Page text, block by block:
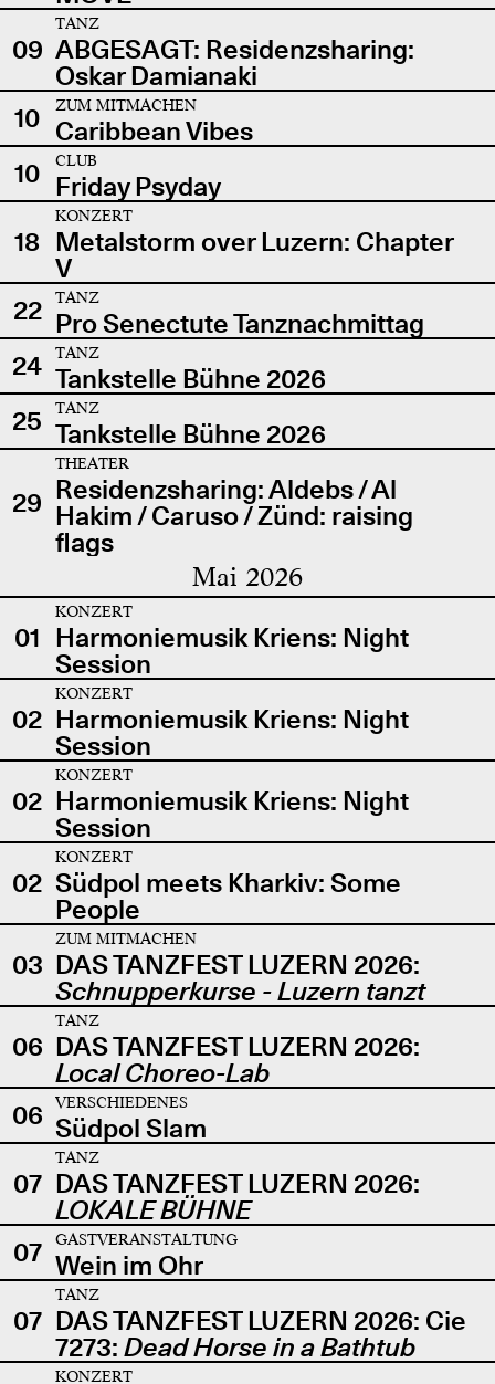
09
TANZ
ABGESAGT: Residenzsharing:
Oskar Damianaki
10
ZUM MITMACHEN
Caribbean Vibes
10
CLUB
Friday Psyday
18
KONZERT
Metalstorm over Luzern: Chapter
V
22
TANZ
Pro Senectute Tanznachmittag
24
TANZ
Tankstelle Bühne 2026
25
TANZ
Tankstelle Bühne 2026
29
THEATER
Residenzsharing: Aldebs / Al
Hakim / Caruso / Zünd: raising
flags
Mai 2026
01
KONZERT
Harmoniemusik Kriens: Night
Session
02
KONZERT
Harmoniemusik Kriens: Night
Session
02
KONZERT
Harmoniemusik Kriens: Night
Session
02
KONZERT
Südpol meets Kharkiv: Some
People
03
ZUM MITMACHEN
DAS TANZFEST LUZERN 2026:
Schnupperkurse - Luzern tanzt
06
TANZ
DAS TANZFEST LUZERN 2026:
Local Choreo-Lab
06
VERSCHIEDENES
Südpol Slam
07
TANZ
DAS TANZFEST LUZERN 2026:
LOKALE BÜHNE
07
GASTVERANSTALTUNG
Wein im Ohr
07
TANZ
DAS TANZFEST LUZERN 2026: Cie
7273: Dead Horse in a Bathtub
KONZERT